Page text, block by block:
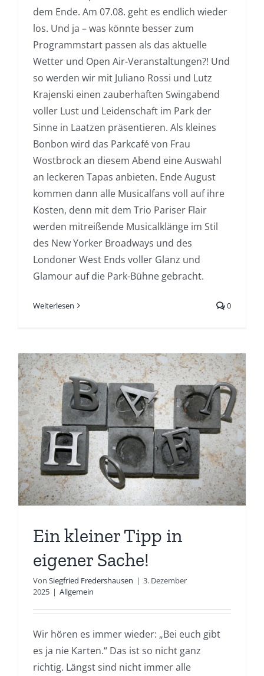
dem Ende. Am 07.08. geht es endlich wieder
los. Und ja – was könnte besser zum
Programmstart passen als das aktuelle
Wetter und Open Air-Veranstaltungen?! Und
so werden wir mit Juliano Rossi und Lutz
Krajenski einen zauberhaften Swingabend
voller Lust und Leidenschaft im Park der
Sinne in Laatzen präsentieren. Als kleines
Bonbon wird das Parkcafé von Frau
Wostbrock an diesem Abend eine Auswahl
an leckeren Tapas anbieten. Ende August
kommen dann alle Musicalfans voll auf ihre
Kosten, denn mit dem Trio Pariser Flair
werden mitreißende Musicalklänge im Stil
des New Yorker Broadways und des
Londoner West Ends voller Glanz und
Glamour auf die Park-Bühne gebracht.
Weiterlesen 0
Ein kleiner Tipp in
eigener Sache!
Von Siegfried Fredershausen | 3. Dezember
2025 | Allgemein
Wir hören es immer wieder: „Bei euch gibt
es ja nie Karten.“ Das ist so nicht ganz
richtig. Längst sind nicht immer alle